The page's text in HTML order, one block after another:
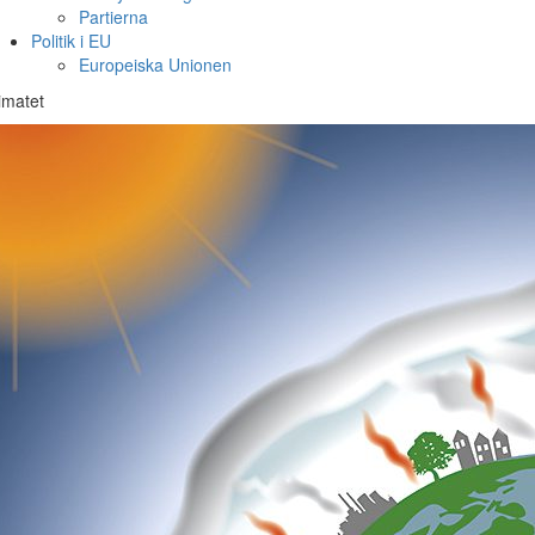
Partierna
Politik i EU
Europeiska Unionen